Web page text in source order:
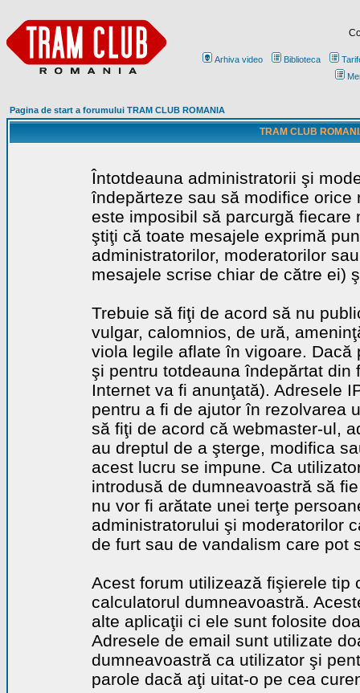
Arhiva video Biblioteca
Pagina de start a forumului TRAM CLUB ROMANIA
TRAM CLUB
Întotdeauna administratorii şi
îndepărteze sau să modifice
este imposibil să parcurgă
ştiţi că toate mesajele exprimă
administratorilor, moderatorilor
mesajele scrise chiar de către ei)
Trebuie să fiţi de acord să nu
vulgar, calomnios, de ură,
viola legile aflate în vigoare.
şi pentru totdeauna îndepărtat
Internet va fi anunţată). Adresele
pentru a fi de ajutor în rezolvarea
să fiţi de acord că webmaster-ul,
au dreptul de a şterge, modifica
acest lucru se impune. Ca
introdusă de dumneavoastră să
nu vor fi arătate unei terţe
administratorului şi moderatorilor
de furt sau de vandalism care pot
Acest forum utilizează fişierele tip
calculatorul dumneavoastră.
alte aplicaţii ci ele sunt folosite
Adresele de email sunt utilizate
dumneavoastră ca utilizator şi
parole dacă aţi uitat-o pe cea